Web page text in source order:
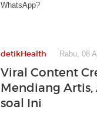
WhatsApp?
detikHealth Rabu, 08
Viral Content
Mendiang
soal Ini